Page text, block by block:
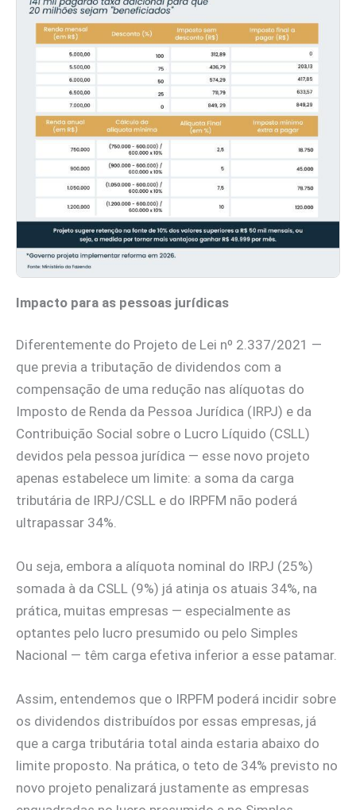
Impacto para as pessoas jurídicas
Diferentemente do Projeto de Lei nº 2.337/2021 —
que previa a tributação de dividendos com a
compensação de uma redução nas alíquotas do
Imposto de Renda da Pessoa Jurídica (IRPJ) e da
Contribuição Social sobre o Lucro Líquido (CSLL)
devidos pela pessoa jurídica — esse novo projeto
apenas estabelece um limite: a soma da carga
tributária de IRPJ/CSLL e do IRPFM não poderá
ultrapassar 34%.
Ou seja, embora a alíquota nominal do IRPJ (25%)
somada à da CSLL (9%) já atinja os atuais 34%, na
prática, muitas empresas — especialmente as
optantes pelo lucro presumido ou pelo Simples
Nacional — têm carga efetiva inferior a esse patamar.
Assim, entendemos que o IRPFM poderá incidir sobre
os dividendos distribuídos por essas empresas, já
que a carga tributária total ainda estaria abaixo do
limite proposto. Na prática, o teto de 34% previsto no
novo projeto penalizará justamente as empresas